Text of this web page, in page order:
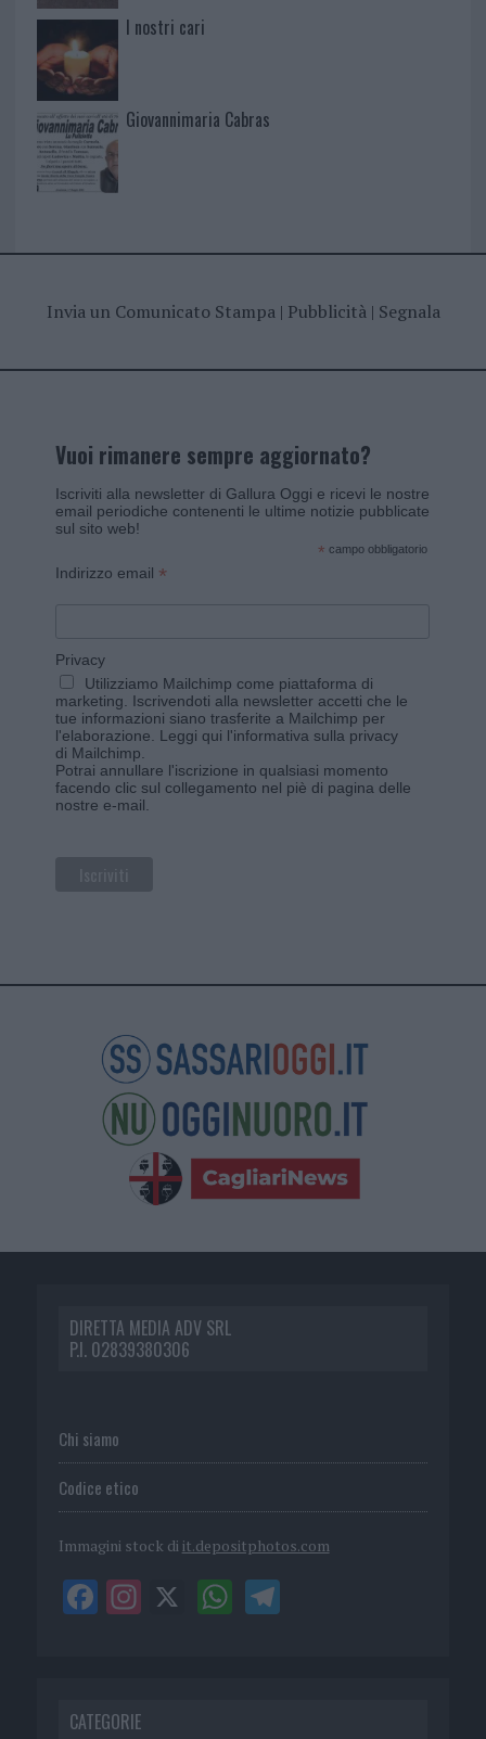
I nostri cari
Giovannimaria Cabras
Invia un Comunicato Stampa| Pubblicità| Segnala
Vuoi rimanere sempre aggiornato?
Iscriviti alla newsletter di Gallura Oggi e ricevi le nostre
email periodiche contenenti le ultime notizie pubblicate
sul sito web!
* campo obbligatorio
Indirizzo email *
Privacy
Utilizziamo Mailchimp come piattaforma di
marketing. Iscrivendoti alla newsletter accetti che le
tue informazioni siano trasferite a Mailchimp per
l'elaborazione. Leggi qui l'informativa sulla privacy
di Mailchimp
Potrai annullare l'iscrizione in qualsiasi momento
facendo clic sul collegamento nel piè di pagina delle
nostre e-mail.
DIRETTA MEDIA ADV SRL
P.I. 02839380306
Chi siamo
Codice etico
Immagini stock di it.depositphotos.com
CATEGORIE